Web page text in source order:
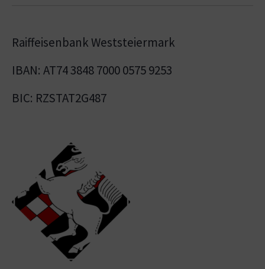
Raiffeisenbank Weststeiermark
IBAN: AT74 3848 7000 0575 9253
BIC: RZSTAT2G487